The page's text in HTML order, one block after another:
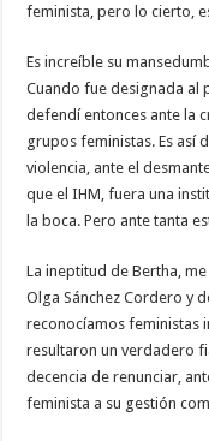
feminista, pero lo cierto,
Es increíble su
Cuando fue designada al
defendí entonces ante la
grupos feministas. Es así
violencia, ante el
que el IHM, fuera una
la boca. Pero ante tanta
La ineptitud de Bertha,
Olga Sánchez Cordero y
reconocíamos feministas
resultaron un verdadero
decencia de renunciar,
feminista a su gestión